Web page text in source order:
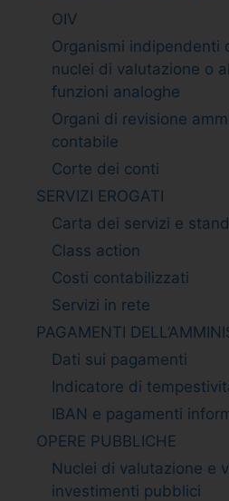
OIV
Organismi indipendenti
nuclei di valutazione o
funzioni analoghe
Organi di revisione
contabile
Corte dei conti
SERVIZI EROGATI
Carta dei servizi e
Class action
Costi contabilizzati
Servizi in rete
PAGAMENTI
Dati sui pagamenti
Indicatore di
IBAN e pagamenti
OPERE PUBBLICHE
Nuclei di valutazione e
investimenti pubblici